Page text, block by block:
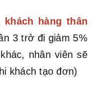
khách hàng thân
3 trở đi giảm 5%
nhân viên sẽ
khách tạo đơn)